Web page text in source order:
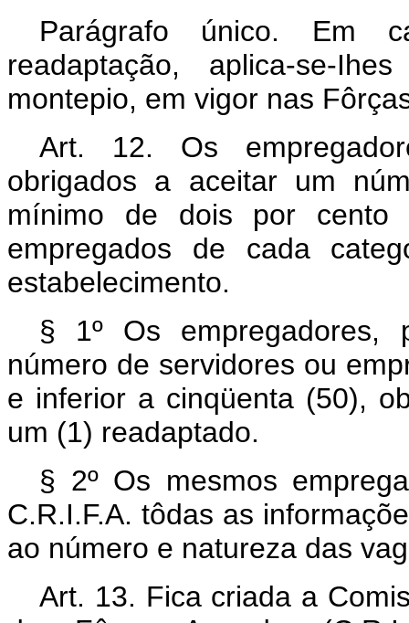
Parágrafo único. Em
readaptação, aplica-se-
montepio, em vigor nas
Art. 12. Os
obrigados a aceitar um
mínimo de dois por
empregados de cada
estabelecimento.
§ 1º Os empregadores,
número de servidores ou
e inferior a cinqüenta (50),
um (1) readaptado.
§ 2º Os mesmos
C.R.I.F.A. tôdas as
ao número e natureza das
Art. 13. Fica criada a